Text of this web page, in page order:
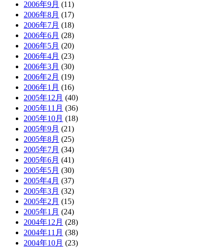
2006年9月 (11)
2006年8月 (17)
2006年7月 (18)
2006年6月 (28)
2006年5月 (20)
2006年4月 (23)
2006年3月 (30)
2006年2月 (19)
2006年1月 (16)
2005年12月 (40)
2005年11月 (36)
2005年10月 (18)
2005年9月 (21)
2005年8月 (25)
2005年7月 (34)
2005年6月 (41)
2005年5月 (30)
2005年4月 (37)
2005年3月 (32)
2005年2月 (15)
2005年1月 (24)
2004年12月 (28)
2004年11月 (38)
2004年10月 (23)